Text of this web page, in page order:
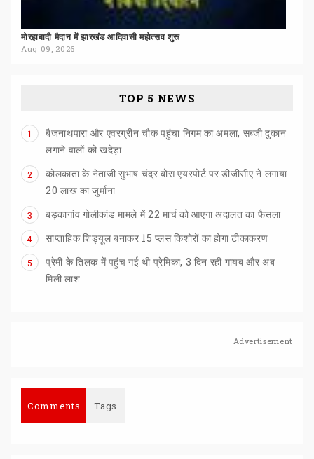
मोरहाबादी मैदान में झारखंड आदिवासी महोत्सव शुरू
Aug 09, 2026
TOP 5 NEWS
1
बैजनाथपारा और एवरग्रीन चौक पहुंचा निगम का अमला, सब्जी दुकान
लगाने वालों को खदेड़ा
2
कोलकाता के नेताजी सुभाष चंद्र बोस एयरपोर्ट पर डीजीसीए ने लगाया
20 लाख का जुर्माना
3 बड़कागांव गोलीकांड मामले में22 मार्च कोआएगाअदालत का फैसला
4 साप्ताहिकशिड्यूलबनाकर 15 प्लसकिशोरों काहोगाटीकाकरण
5
प्रेमी के तिलक में पहुंच गई थी प्रेमिका, 3 दिन रही गायब और अब
मिली लाश
Advertisement
Comments Tags